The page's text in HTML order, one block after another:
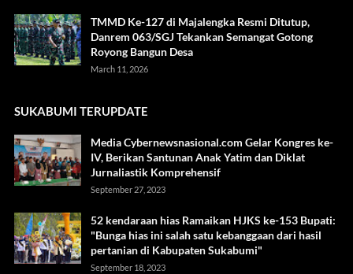
TMMD Ke-127 di Majalengka Resmi Ditutup,
Danrem 063/SGJ Tekankan Semangat Gotong
Royong Bangun Desa
March 11, 2026
SUKABUMI TERUPDATE
Media Cybernewsnasional.com Gelar Kongres ke-
IV, Berikan Santunan Anak Yatim dan Diklat
Jurnaliastik Komprehensif
September 27, 2023
52 kendaraan hias Ramaikan HJKS ke-153 Bupati:
"Bunga hias ini salah satu kebanggaan dari hasil
pertanian di Kabupaten Sukabumi"
September 18, 2023